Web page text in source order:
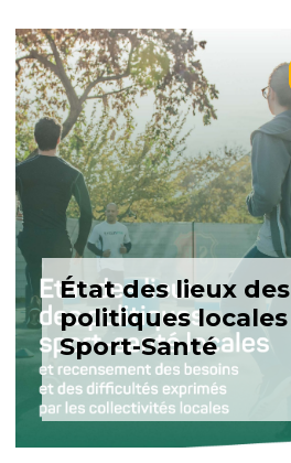
État des lieux des
politiques locales
Sport-Santé